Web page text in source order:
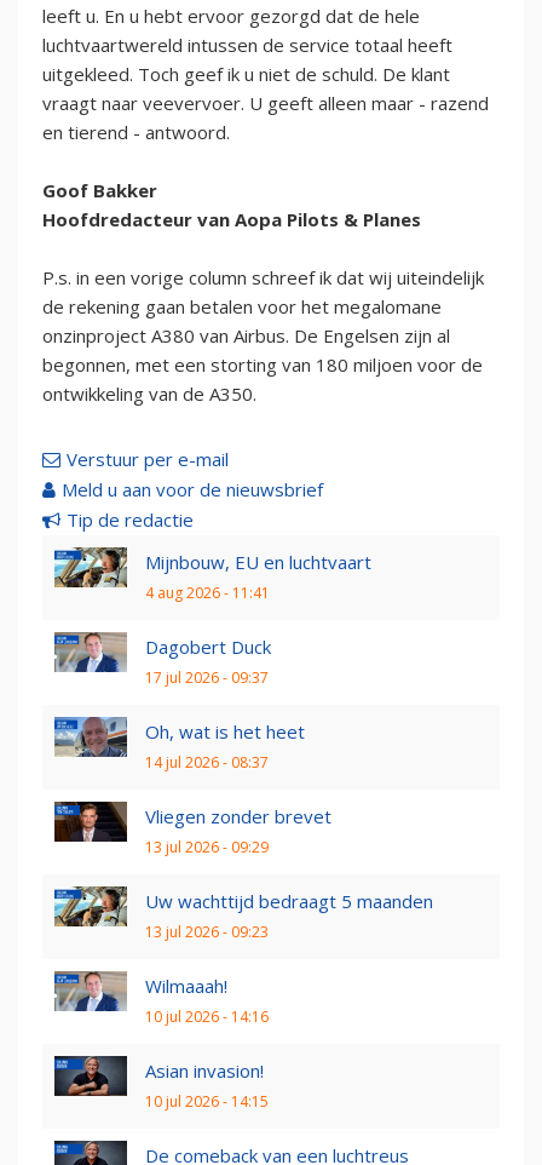
leeft u. En u hebt ervoor gezorgd dat de hele
luchtvaartwereld intussen de service totaal heeft
uitgekleed. Toch geef ik u niet de schuld. De klant
vraagt naar veevervoer. U geeft alleen maar - razend
en tierend - antwoord.
Goof Bakker
Hoofdredacteur van Aopa Pilots & Planes
P.s. in een vorige column schreef ik dat wij uiteindelijk
de rekening gaan betalen voor het megalomane
onzinproject A380 van Airbus. De Engelsen zijn al
begonnen, met een storting van 180 miljoen voor de
ontwikkeling van de A350.
Verstuur per e-mail
Meld u aan voor de nieuwsbrief
Tip de redactie
Mijnbouw, EU en luchtvaart
4 aug 2026 - 11:41
Dagobert Duck
17 jul 2026 - 09:37
Oh, wat is het heet
14 jul 2026 - 08:37
Vliegen zonder brevet
13 jul 2026 - 09:29
Uw wachttijd bedraagt 5 maanden
13 jul 2026 - 09:23
Wilmaaah!
10 jul 2026 - 14:16
Asian invasion!
10 jul 2026 - 14:15
De comeback van een luchtreus